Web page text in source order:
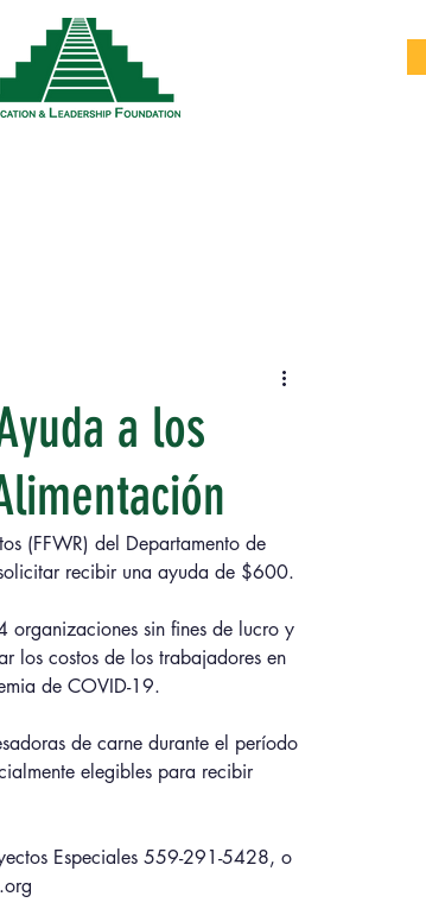
a los
(FFWR) del Departamento de
recibir una ayuda de $600.
sin fines de lucro y
los costos de los trabajadores en
de COVID-19.
de carne durante el período
elegibles para recibir
Especiales 559-291-5428, o